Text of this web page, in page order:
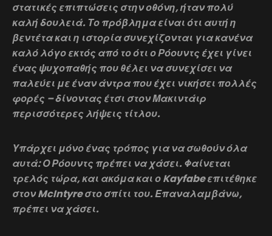
στατικές επιπτώσεις στην οθόνη, ήταν πολύ
καλή δουλειά. Το πρόβλημα είναι ότι αυτή η
βεντέτα και η ιστορία συνεχίζονται για κανένα
καλό λόγο εκτός από το ότι ο Ρόουντς έχει γίνει
ένας ψυχοπαθής που θέλει να συνεχίσει να
παλεύει με έναν άντρα που έχει νικήσει πολλές
φορές – δίνοντας έτσι στον Μακιντάιρ
περισσότερες λήψεις τίτλου.
Υπάρχει μόνο ένας τρόπος για να σωθούν όλα
αυτά: Ο Ρόουντς πρέπει να χάσει. Φαίνεται
τρελός τώρα, και ακόμα και ο Kayfabe επιτέθηκε
στον McIntyre στο σπίτι του. Επαναλαμβάνω,
πρέπει να χάσει.